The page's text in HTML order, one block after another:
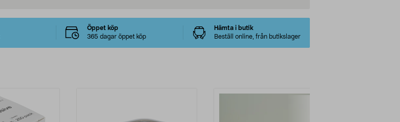
Öppet köp
365 dagar öppet köp
Hämta i butik
Beställ online, från butikslager